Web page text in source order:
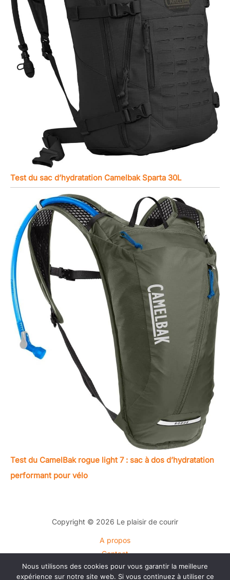
Test du sac d’hydratation Camelbak Sparta 30L
Test du CamelBak rogue light 7 : sac à dos d’hydratation
performant pour vélo
Copyright © 2026 Le plaisir de courir
A propos
Contact
Plan du site
Nous utilisons des cookies pour vous garantir la meilleure
expérience sur notre site web. Si vous continuez à utiliser ce